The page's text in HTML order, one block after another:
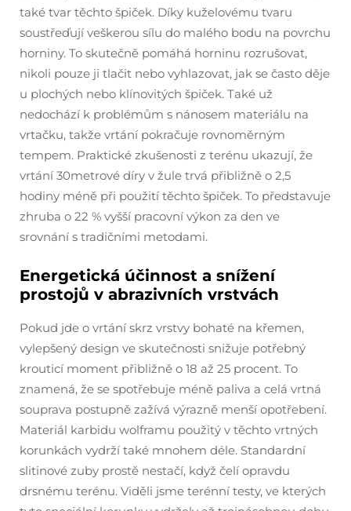
také tvar těchto špiček. Díky kuželovému tvaru
soustřeďují veškerou sílu do malého bodu na povrchu
horniny. To skutečně pomáhá horninu rozrušovat,
nikoli pouze ji tlačit nebo vyhlazovat, jak se často děje
u plochých nebo klínovitých špiček. Také už
nedochází k problémům s nánosem materiálu na
vrtačku, takže vrtání pokračuje rovnoměrným
tempem. Praktické zkušenosti z terénu ukazují, že
vrtání 30metrové díry v žule trvá přibližně o 2,5
hodiny méně při použití těchto špiček. To představuje
zhruba o 22 % vyšší pracovní výkon za den ve
srovnání s tradičními metodami.
Energetická účinnost a snížení
prostojů v abrazivních vrstvách
Pokud jde o vrtání skrz vrstvy bohaté na křemen,
vylepšený design ve skutečnosti snižuje potřebný
krouticí moment přibližně o 18 až 25 procent. To
znamená, že se spotřebuje méně paliva a celá vrtná
souprava postupně zažívá výrazně menší opotřebení.
Materiál karbidu wolframu použitý v těchto vrtných
korunkách vydrží také mnohem déle. Standardní
slitinové zuby prostě nestačí, když čelí opravdu
drsnému terénu. Viděli jsme terénní testy, ve kterých